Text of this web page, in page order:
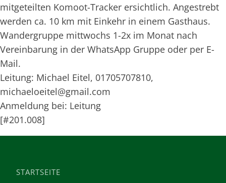
mitgeteilten Komoot-Tracker ersichtlich. Angestrebt
werden ca. 10 km mit Einkehr in einem Gasthaus.
Wandergruppe mittwochs 1-2x im Monat nach
Vereinbarung in der WhatsApp Gruppe oder per E-
Mail.
Leitung: Michael Eitel, 01705707810,
michaeloeitel@gmail.com
Anmeldung bei: Leitung
[#201.008]
STARTSEITE